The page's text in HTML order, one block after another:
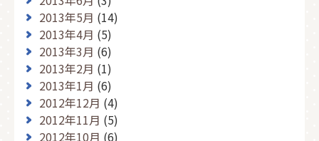
2013年5月 (14)
2013年4月 (5)
2013年3月 (6)
2013年2月 (1)
2013年1月 (6)
2012年12月 (4)
2012年11月 (5)
2012年10月 (6)